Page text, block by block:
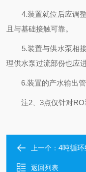
4.装置就位后应调整
且与基础接触可靠。
5.装置与供水泵相接
理供水泵过流部份也应
6.装置的产水输出管
注2、3点仅针对RO
上一个：4吨循
返回列表